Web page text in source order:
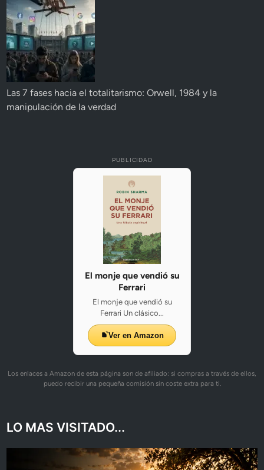
Las 7 fases hacia el totalitarismo: Orwell, 1984 y la
manipulación de la verdad
PUBLICIDAD
El monje que vendió su
Ferrari
El monje que vendió su
Ferrari Un clásico...
Ver en Amazon
Los enlaces a Amazon de esta página son de afiliado: si compras a través de ellos,
puedo recibir una pequeña comisión sin coste extra para ti.
LO MAS VISITADO...